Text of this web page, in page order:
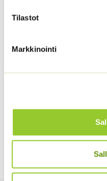
Tilastot
Markkinointi
4,95€ Sisältää arvonlisäveron